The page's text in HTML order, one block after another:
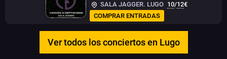
SALA JAGGER. LUGO 10/12€
COMPRAR ENTRADAS
Ver todos los conciertos en Lugo